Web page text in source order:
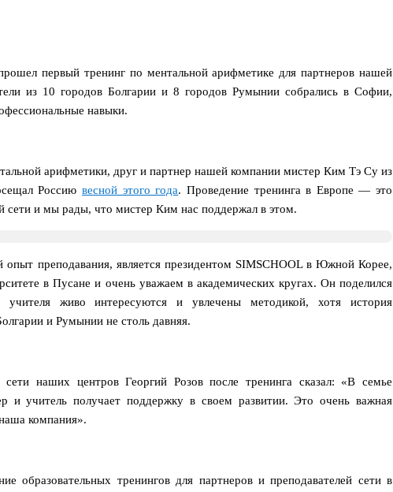
первый тренинг по ментальной арифметике для партнеров нашей
из 10 городов Болгарии и 8 городов Румынии собрались в Софии,
навыки.
арифметики, друг и партнер нашей компании мистер Ким Тэ Су из
Россиювесной этого года. Проведение тренинга в Европе — это
сети и мы рады, что мистер Ким нас поддержал в этом.
преподавания, является президентом SIMSCHOOL в Южной Корее,
в Пусане и очень уважаем в академических кругах. Он поделился
учителя живо интересуются и увлечены методикой, хотя история
и Румынии не столь давняя.
сети наших центров Георгий Розов после тренинга сказал: «В семье
и учитель получает поддержку в своем развитии. Это очень важная
компания».
образовательных тренингов для партнеров и преподавателей сети в